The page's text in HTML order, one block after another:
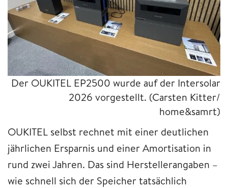
Der OUKITEL EP2500 wurde auf der Intersolar
2026 vorgestellt. (Carsten Kitter/
home&samrt)
OUKITEL selbst rechnet mit einer deutlichen
jährlichen Ersparnis und einer Amortisation in
rund zwei Jahren. Das sind Herstellerangaben –
wie schnell sich der Speicher tatsächlich